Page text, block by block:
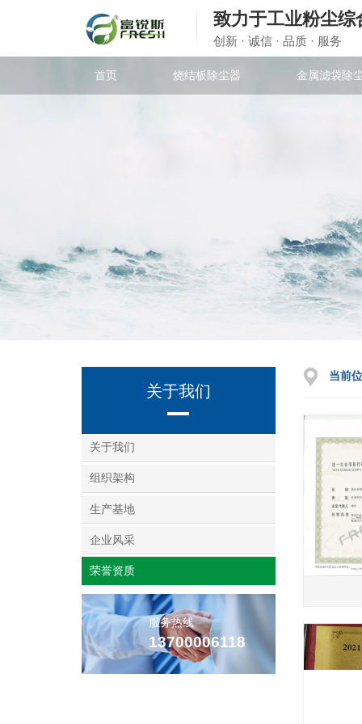
致力于工业粉尘综
创新 · 诚信 · 品质 · 服务
首页 烧结板除尘器 金属滤袋除
关于我们
关于我们
组织架构
生产基地
企业风采
荣誉资质
服务热线
13700006118
当前